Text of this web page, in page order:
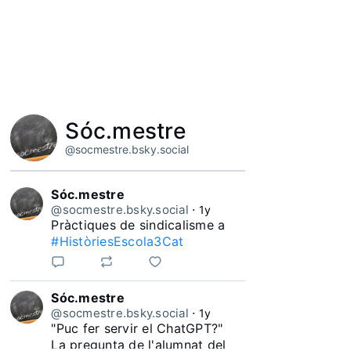
Sóc.mestre
@socmestre.bsky.social
Sóc.mestre
@socmestre.bsky.social ⋅ 1y
#HistòriesEscola3Cat
Sóc.mestre
@socmestre.bsky.social ⋅ 1y
"Puc fer servir el ChatGPT?"
La pregunta de l'alumnat del